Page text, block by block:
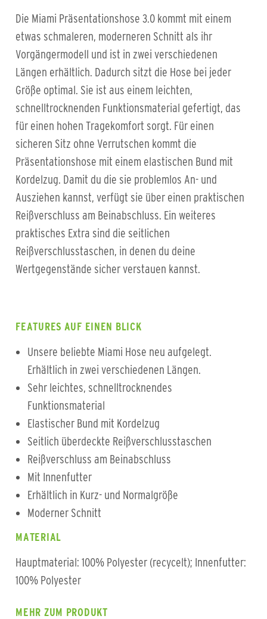
Die Miami Präsentationshose 3.0 kommt mit einem
etwas schmaleren, moderneren Schnitt als ihr
Vorgängermodell und ist in zwei verschiedenen
Längen erhältlich. Dadurch sitzt die Hose bei jeder
Größe optimal. Sie ist aus einem leichten,
schnelltrocknenden Funktionsmaterial gefertigt, das
für einen hohen Tragekomfort sorgt. Für einen
sicheren Sitz ohne Verrutschen kommt die
Präsentationshose mit einem elastischen Bund mit
Kordelzug. Damit du die sie problemlos An- und
Ausziehen kannst, verfügt sie über einen praktischen
Reißverschluss am Beinabschluss. Ein weiteres
praktisches Extra sind die seitlichen
Reißverschlusstaschen, in denen du deine
Wertgegenstände sicher verstauen kannst.
FEATURES AUF EINEN BLICK
Unsere beliebte Miami Hose neu aufgelegt.
Erhältlich in zwei verschiedenen Längen.
Sehr leichtes, schnelltrocknendes
Funktionsmaterial
Elastischer Bund mit Kordelzug
Seitlich überdeckte Reißverschlusstaschen
Reißverschluss am Beinabschluss
Mit Innenfutter
Erhältlich in Kurz- und Normalgröße
Moderner Schnitt
MATERIAL
Hauptmaterial: 100% Polyester (recycelt); Innenfutter:
100% Polyester
MEHR ZUM PRODUKT